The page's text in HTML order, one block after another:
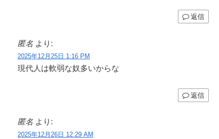
返信
匿名 より:
2025年12月25日 1:16 PM
現代人は軟弱な奴多いからな
返信
匿名 より:
2025年12月26日 12:29 AM